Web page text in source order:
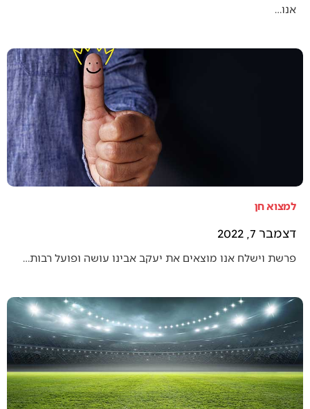
אנו…
למצוא חן
דצמבר 7, 2022
פרשת וישלח אנו מוצאים את יעקב אבינו עושה ופועל רבות…